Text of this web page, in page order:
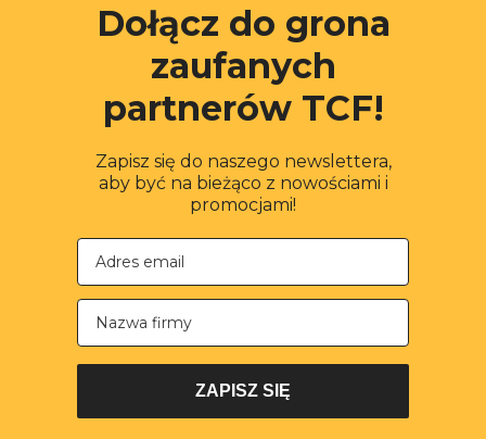
Dołącz do grona
zaufanych
partnerów TCF!
Zapisz się do naszego newslettera,
aby być na bieżąco z nowościami i
promocjami!
Nazwa firmy
ZAPISZ SIĘ